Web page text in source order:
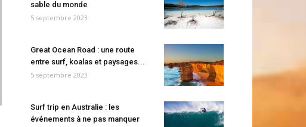
sable du monde
5 septembre 2023
Great Ocean Road : une route
entre surf, koalas et paysages...
5 septembre 2023
Surf trip en Australie : les
événements à ne pas manquer